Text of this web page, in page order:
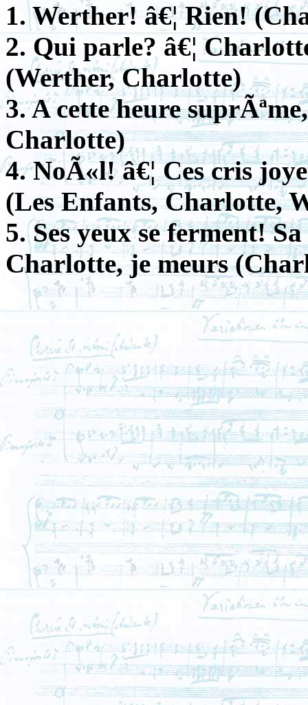
1. Werther! â€¦ Rien!
2. Qui parle? â€¦
(Werther, Charlotte)
3. A cette heure
Charlotte)
4. NoÃ«l! â€¦ Ces cris
(Les Enfants, Charlotte,
5. Ses yeux se ferment!
Charlotte, je meurs